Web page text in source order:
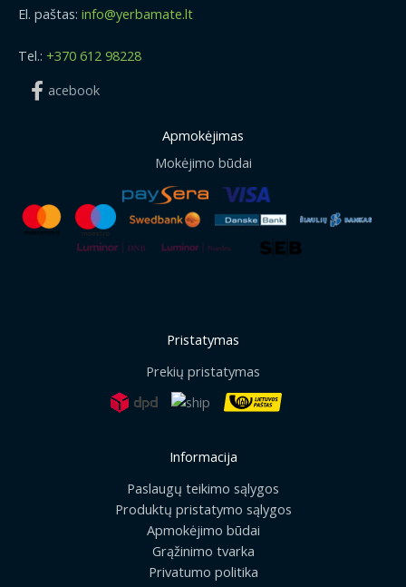
El. paštas: info@yerbamate.lt
Tel.: +370 612 98228
acebook
Apmokėjimas
Mokėjimo būdai
Pristatymas
Prekių pristatymas
Informacija
Paslaugų teikimo sąlygos
Produktų pristatymo sąlygos
Apmokėjimo būdai
Grąžinimo tvarka
Privatumo politika